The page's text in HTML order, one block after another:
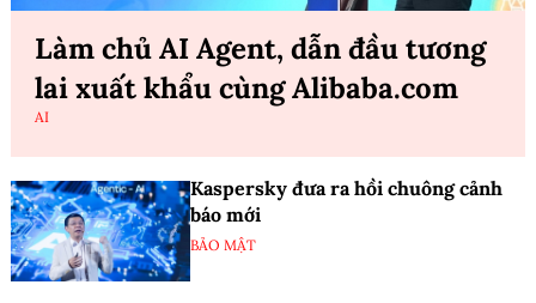
Làm chủ AI Agent, dẫn đầu tương
lai xuất khẩu cùng Alibaba.com
AI
Kaspersky đưa ra hồi chuông cảnh
báo mới
BẢO MẬT